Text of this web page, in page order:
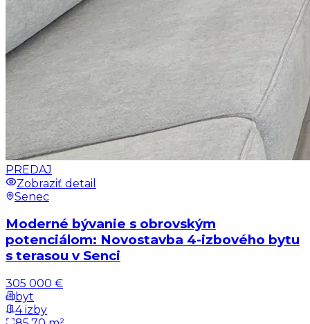
PREDAJ
Zobraziť detail
Senec
Moderné bývanie s obrovským
potenciálom: Novostavba 4-izbového bytu
s terasou v Senci
305 000 €
byt
4 izby